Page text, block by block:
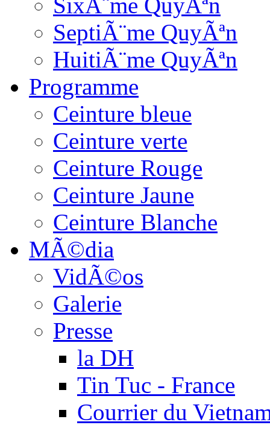
SeptiÃ¨me QuyÃªn
HuitiÃ¨me QuyÃªn
Programme
Ceinture bleue
Ceinture verte
Ceinture Rouge
Ceinture Jaune
Ceinture Blanche
MÃ©dia
VidÃ©os
Galerie
Presse
la DH
Tin Tuc - France
Courrier du